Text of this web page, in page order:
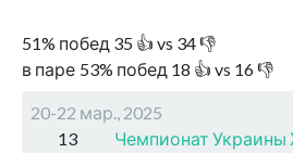
51% побед 35 👍 vs 34👎
в паре 53% побед 18 👍 vs 16👎
20-22 мар., 2025
13
Чемпионат